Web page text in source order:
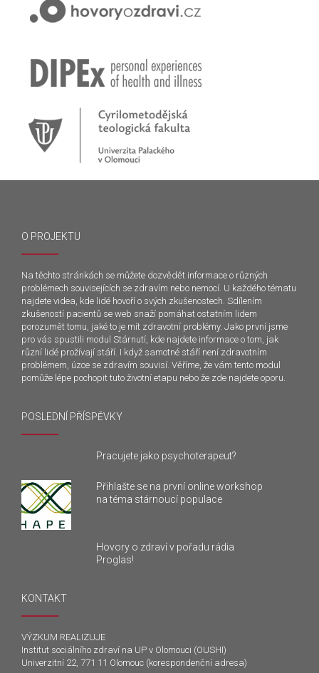
O PROJEKTU
Na těchto stránkách se můžete dozvědět informace o různých
problémech souvisejících se zdravím nebo nemocí. U každého tématu
najdete videa, kde lidé hovoří o svých zkušenostech. Sdílením
zkušeností pacientů se web snaží pomáhat ostatním lidem
porozumět tomu, jaké to je mít zdravotní problémy. Jako první jsme
pro vás spustili modul Stárnutí, kde najdete informace o tom, jak
různí lidé prožívají stáří. I když samotné stáří není zdravotním
problémem, úzce se zdravím souvisí. Věříme, že vám tento modul
pomůže lépe pochopit tuto životní etapu nebo že zde najdete oporu.
POSLEDNÍ PŘÍSPĚVKY
Pracujete jako psychoterapeut?
Přihlašte se na první online workshop
na téma stárnoucí populace
Hovory o zdraví v pořadu rádia
Proglas!
KONTAKT
VÝZKUM REALIZUJE
Institut sociálního zdraví na UP v Olomouci (OUSHI)
Univerzitní 22, 771 11 Olomouc (korespondenční adresa)